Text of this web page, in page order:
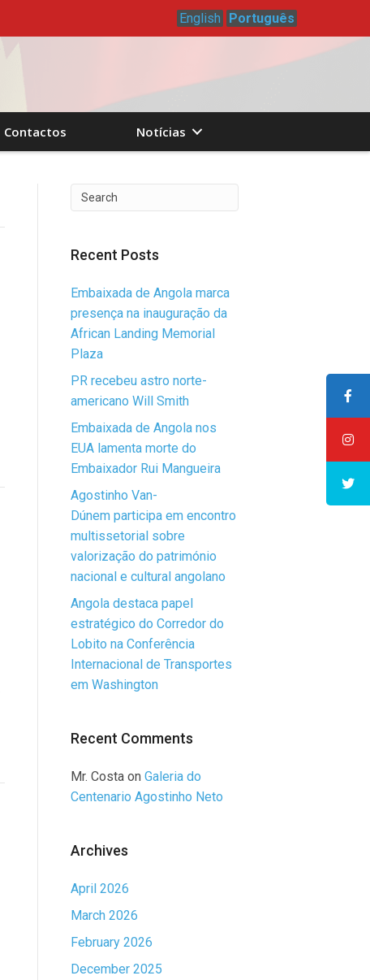
English Português
Contactos Notícias
Recent Posts
Embaixada de Angola marca
presença na inauguração da
African Landing Memorial
Plaza
PR recebeu astro norte-
americano Will Smith
Embaixada de Angola nos
EUA lamenta morte do
Embaixador Rui Mangueira
Agostinho Van-
Dúnem participa em encontro
multissetorial sobre
valorização do património
nacional e cultural angolano
Angola destaca papel
estratégico do Corredor do
Lobito na Conferência
Internacional de Transportes
em Washington
Recent Comments
Mr. Costaon Galeria do
Centenario Agostinho Neto
Archives
April 2026
March 2026
February 2026
December 2025